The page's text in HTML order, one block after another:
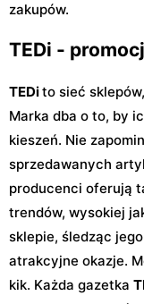
zakupów.
TEDi -
TEDito sieć
Marka dba o to, by
kieszeń. Nie
sprzedawanych
producenci oferują
trendów, wysokiej
sklepie, śledząc
atrakcyjne okazje.
kik. Każda gazetka